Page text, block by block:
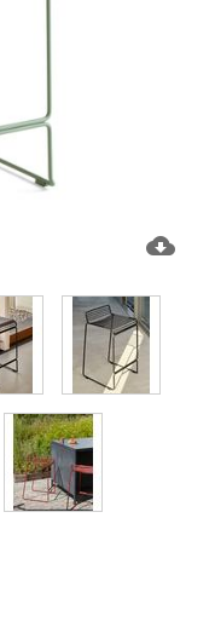
cloud_download